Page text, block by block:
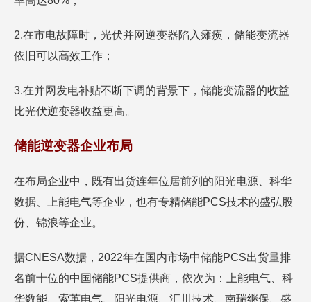
2.在市电故障时，光伏并网逆变器陷入瘫痪，储能变流器
依旧可以高效工作；
3.在并网发电补贴不断下调的背景下，储能变流器的收益
比光伏逆变器收益更高。
储能逆变器企业布局
在布局企业中，既有出货连年位居前列的阳光电源、科华
数据、上能电气等企业，也有专精储能PCS技术的盛弘股
份、锦浪等企业。
据CNESA数据，2022年在国内市场中储能PCS出货量排
名前十位的中国储能PCS提供商，依次为：上能电气、科
华数能、索英电气、阳光电源、汇川技术、南瑞继保、盛